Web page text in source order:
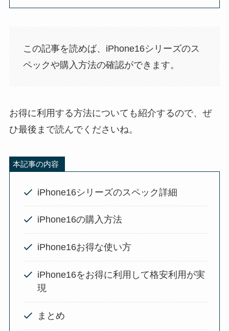
この記事を読めば、iPhone16シリーズのス
ペックや購入方法の確認ができます。
お得に利用する方法についても紹介するので、ぜ
ひ最後まで読んでくださいね。
本記事の内容
iPhone16シリーズのスペック詳細
iPhone16の購入方法
iPhone16お得な使い方
iPhone16をお得に利用して格安利用が実
現
まとめ